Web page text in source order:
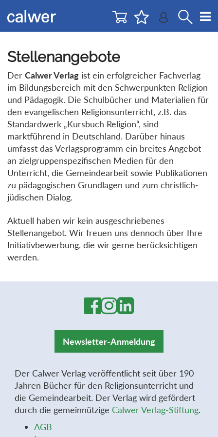
zur
Navigation
zum
Inhalt
Stellenangebote
Der Calwer Verlag ist ein erfolgreicher Fachverlag
im Bildungsbereich mit den Schwerpunkten Religion
und Pädagogik. Die Schulbücher und Materialien für
den evangelischen Religionsunterricht, z.B. das
Standardwerk „Kursbuch Religion“, sind
marktführend in Deutschland. Darüber hinaus
umfasst das Verlagsprogramm ein breites Angebot
an zielgruppenspezifischen Medien für den
Unterricht, die Gemeindearbeit sowie Publikationen
zu pädagogischen Grundlagen und zum christlich-
jüdischen Dialog.
Aktuell haben wir kein ausgeschriebenes
Stellenangebot. Wir freuen uns dennoch über Ihre
Initiativbewerbung, die wir gerne berücksichtigen
werden.
Newsletter-Anmeldung
Der Calwer Verlag veröffentlicht seit über 190
Jahren Bücher für den Religionsunterricht und
die Gemeindearbeit. Der Verlag wird gefördert
durch die gemeinnützige Calwer Verlag-Stiftung.
AGB